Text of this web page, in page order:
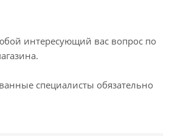
интересующий вас вопрос по
специалисты обязательно